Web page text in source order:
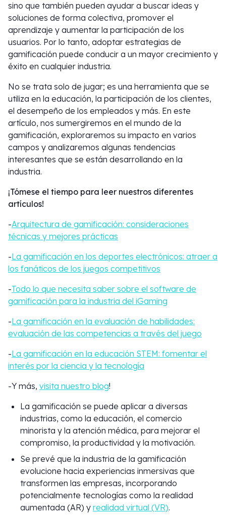
sino que también pueden ayudar a buscar ideas y
soluciones de forma colectiva, promover el
aprendizaje y aumentar la participación de los
usuarios. Por lo tanto, adoptar estrategias de
gamificación puede conducir a un mayor crecimiento y
éxito en cualquier industria.
No se trata solo de jugar; es una herramienta que se
utiliza en la educación, la participación de los clientes,
el desempeño de los empleados y más. En este
artículo, nos sumergiremos en el mundo de la
gamificación, exploraremos su impacto en varios
campos y analizaremos algunas tendencias
interesantes que se están desarrollando en la
industria.
¡Tómese el tiempo para leer nuestros diferentes
artículos!
-Arquitectura de gamificación: consideraciones
técnicas y mejores prácticas
-La gamificación en los deportes electrónicos: atraer a
los fanáticos de los juegos competitivos
-Todo lo que necesita saber sobre el software de
gamificación para la industria del iGaming
-La gamificación en la evaluación de habilidades:
evaluación de las competencias a través del juego
-La gamificación en la educación STEM: fomentar el
interés por la ciencia y la tecnología
-Y más, visita nuestro blog!
La gamificación se puede aplicar a diversas
industrias, como la educación, el comercio
minorista y la atención médica, para mejorar el
compromiso, la productividad y la motivación.
Se prevé que la industria de la gamificación
evolucione hacia experiencias inmersivas que
transformen las empresas, incorporando
potencialmente tecnologías como la realidad
aumentada (AR) y realidad virtual (VR).